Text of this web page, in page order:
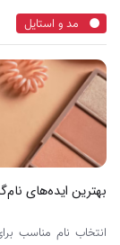
مد و استایل
بهترین ایده‌های
انتخاب نام مناسب